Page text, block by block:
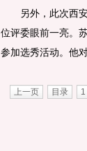
另外，此次西安
位评委眼前一亮。
参加选秀活动。他
上一页 目录 1